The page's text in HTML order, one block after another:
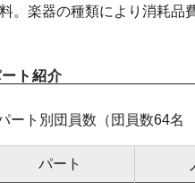
。楽器の種類により消耗品
ト紹介
ート別団員数 （団員数64名
パート